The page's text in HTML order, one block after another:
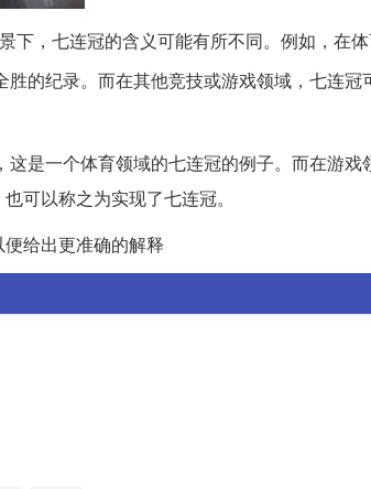
下，七连冠的含义可能有所不同。例如，在
的纪录。而在其他竞技或游戏领域，七连冠
是一个体育领域的七连冠的例子。而在游戏
可以称之为实现了七连冠。
给出更准确的解释